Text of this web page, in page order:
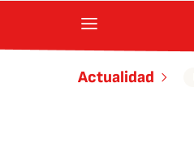
Actualidad